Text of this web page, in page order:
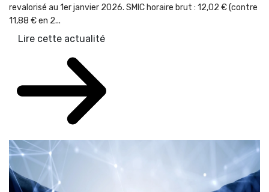
revalorisé au 1er janvier 2026. SMIC horaire brut : 12,02 € (contre
11,88 € en 2...
Lire cette actualité